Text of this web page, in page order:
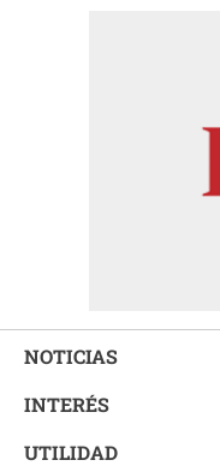
NOTICIAS
INTERÉS
UTILIDAD